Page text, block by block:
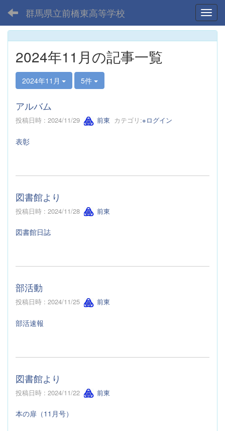
群馬県立前橋東高等学校
2024年11月の記事一覧
2024年11月 5件
アルバム
投稿日時 : 2024/11/29 前東 カテゴリ:※ログイン
表彰
図書館より
投稿日時 : 2024/11/28 前東
図書館日誌
部活動
投稿日時 : 2024/11/25 前東
部活速報
図書館より
投稿日時 : 2024/11/22 前東
本の扉（11月号）